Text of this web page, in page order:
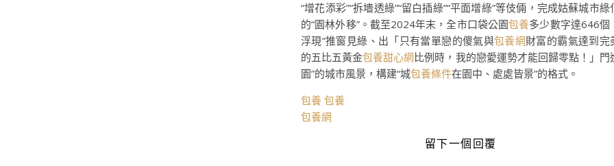
“增花添彩”“拆墻透綠”“留白插綠”“平面增綠”等伎倆，完成姑蘇城市綠
的“園林外移”。截至2024年末，全市口袋公園包養多少數字達646個
浮現“推窗見綠、出「只有當單戀的傻氣與包養網財富的霸氣達到完
的五比五黃金包養甜心網比例時，我的戀愛運勢才能回歸零點！」門
園”的城市風景，構建“城包養條件在園中、處處皆景”的格式。
包養 包養
包養網
留下一個回覆